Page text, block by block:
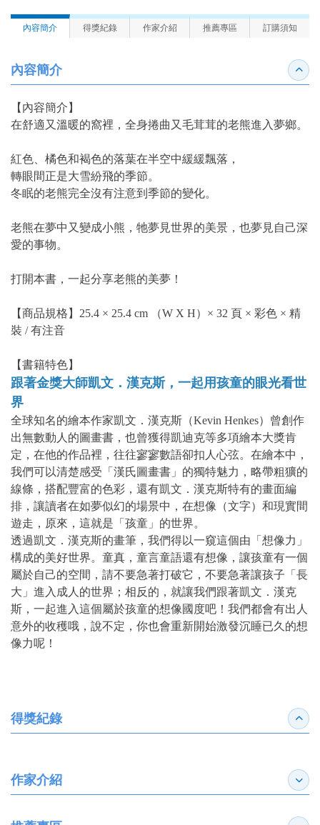
內容簡介 得獎紀錄 作家介紹 推薦專區 訂購須知
內容簡介 收合
【內容簡介】
在舒適又溫暖的窩裡，全身捲曲又毛茸茸的老熊進入夢鄉。
紅色、橘色和褐色的落葉在半空中緩緩飄落，
轉眼間正是大雪紛飛的季節。
冬眠的老熊完全沒有注意到季節的變化。
老熊在夢中又變成小熊，牠夢見世界的美景，也夢見自己深
愛的事物。
打開本書，一起分享老熊的美夢！
【商品規格】25.4 × 25.4 cm （W X H）× 32 頁 × 彩色 × 精
裝 / 有注音
【書籍特色】
跟著金獎大師凱文．漢克斯，一起用孩童的眼光看世
界
全球知名的繪本作家凱文．漢克斯（Kevin Henkes）曾創作
出無數動人的圖畫書，也曾獲得凱迪克等多項繪本大獎肯
定，在他的作品裡，往往寥寥數語卻扣人心弦。在繪本中，
我們可以清楚感受「漢氏圖畫書」的獨特魅力，略帶粗獷的
線條，搭配豐富的色彩，還有凱文．漢克斯特有的畫面編
排，讓讀者在如夢似幻的場景中，在想像（文字）和現實間
遊走，原來，這就是「孩童」的世界。
透過凱文．漢克斯的畫筆，我們得以一窺這個由「想像力」
構成的美好世界。童真，童言童語還有想像，讓孩童有一個
屬於自己的空間，請不要急著打破它，不要急著讓孩子「長
大」進入成人的世界；相反的，就讓我們跟著凱文．漢克
斯，一起進入這個屬於孩童的想像國度吧！我們都會有出人
意外的收穫哦，說不定，你也會重新開始激發沉睡已久的想
像力呢！
得獎紀錄 收合
作家介紹 展開